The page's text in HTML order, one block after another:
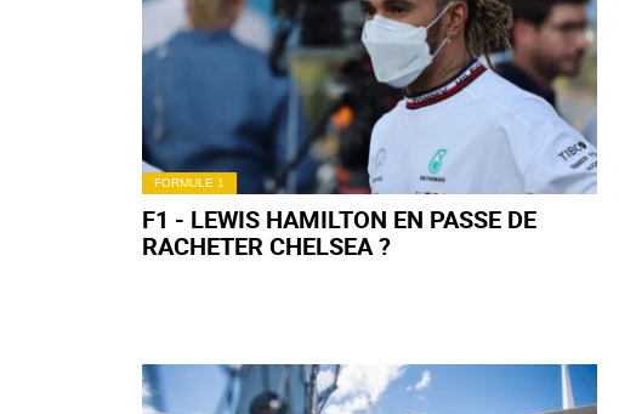
FORMULE 1
F1 - LEWIS HAMILTON EN PASSE DE
RACHETER CHELSEA ?